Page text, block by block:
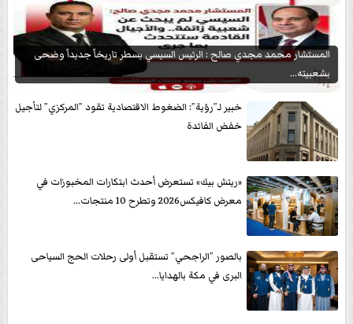
المستشار محمد مجدي صالح : الرئيس السيسي يسطر تاريخاً جديداً وضحى
بشعبيته...
خبير لـ”رؤية”: الضغوط الاقتصادية تقود ”المركزي” لتأجيل
خفض الفائدة
«ريتش بيك» تستعرض أحدث ابتكارات المخبوزات في
معرض كافيكس2026 وتطرح 10 منتجات...
بالصور ”الراجحي” تستقبل أولى رحلات الحج السياحى
البرى في مكة بالهدايا...